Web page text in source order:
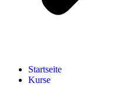
Start­sei­te
Kur­se